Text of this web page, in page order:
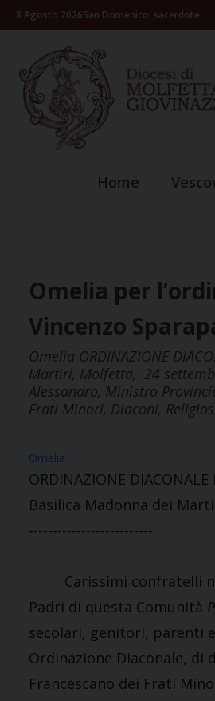
Skip8 Agosto 2026San Domenico, sacerdote
Home
Omelia per
Vincenzo
Omelia ORDINAZIONE
Martiri, Molfetta, 24
Alessandro, Ministro
Frati Minori, Diaconi,
Omelia
ORDINAZIONE DIACONALE
Basilica Madonna dei
--------------------------
Carissimi confratelli nel
Padri di questa Comunità
secolari, genitori, parenti
Ordinazione Diaconale, di
Francescano dei Frati